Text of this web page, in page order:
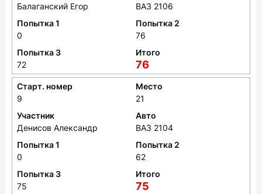
Балаганский Егор
ВАЗ 2106
Попытка 1
0
Попытка 2
76
Попытка 3
72
Итого
76
Старт. номер
9
Место
21
Участник
Денисов Александр
Авто
ВАЗ 2104
Попытка 1
0
Попытка 2
62
Попытка 3
75
Итого
75